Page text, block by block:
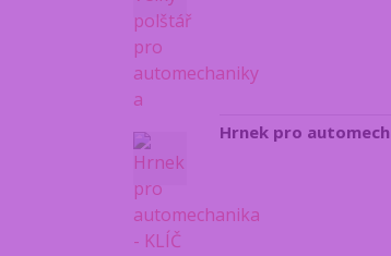
Hrnek pro